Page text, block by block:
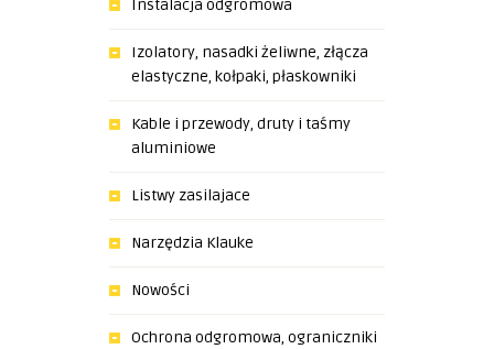
Instalacja odgromowa
Izolatory, nasadki żeliwne, złącza
elastyczne, kołpaki, płaskowniki
Kable i przewody, druty i taśmy
aluminiowe
Listwy zasilajace
Narzędzia Klauke
Nowości
Ochrona odgromowa, ograniczniki